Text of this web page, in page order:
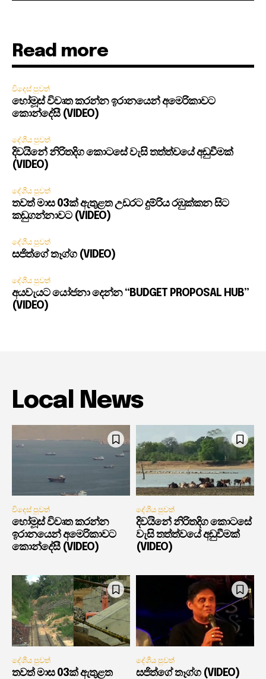
Read more
විදෙස් පුවත්
හෝමූස් විවෘත කරන්න ඉරානයෙන් අමෙරිකාවට
කොන්දේසී (VIDEO)
දේශීය පුවත්
දිවයිනේ නිරිතදිග කොටසේ වැසි තත්ත්වයේ අඩුවීමක්
(VIDEO)
දේශීය පුවත්
තවත් මාස 03ක් ඇතුළත උඩරට දුම්රිය රඹුක්කන සිට
කඩුගන්නාවට (VIDEO)
දේශීය පුවත්
සජිත්ගේ තෑග්ග (VIDEO)
දේශීය පුවත්
අයවැයට යෝජනා දෙන්න “BUDGET PROPOSAL HUB”
(VIDEO)
Local News
විදෙස් පුවත්
හෝමූස් විවෘත කරන්න
ඉරානයෙන් අමෙරිකාවට
කොන්දේසී (VIDEO)
දේශීය පුවත්
දිවයිනේ නිරිතදිග කොටසේ
වැසි තත්ත්වයේ අඩුවීමක්
(VIDEO)
දේශීය පුවත්
තවත් මාස 03ක් ඇතුළත
දේශීය පුවත්
සජිත්ගේ තෑග්ග (VIDEO)